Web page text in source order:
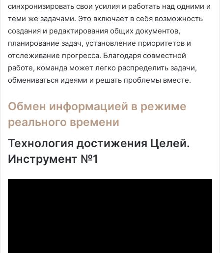
синхронизировать свои усилия и работать над одними и
теми же задачами. Это включает в себя возможность
создания и редактирования общих документов,
планирование задач, установление приоритетов и
отслеживание прогресса. Благодаря совместной
работе, команда может легко распределить задачи,
обмениваться идеями и решать проблемы вместе.
Обмен информацией в режиме
реального времени
Технология достижения Целей.
Инструмент №1